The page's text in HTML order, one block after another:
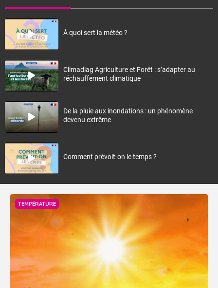
À quoi sert la météo ?
Climadiag Agriculture et Forêt : s’adapter au
réchauffement climatique
De la pluie aux inondations : un phénomène
devenu extrême
Comment prévoit-on le temps ?
TEMPÉRATURE